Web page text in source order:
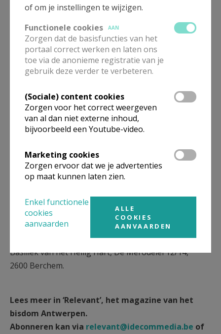
De Franse hoofdstad zal het decor worden van
opnieuw enkele dagen van samen bidden, samen
zingen en samen bouwen aan vrede en vertrouwen.
“Het vooruitzicht alleen al wekt enthousiasme:
opnieuw duizenden jongeren ontmoeten, opnieuw
gastvrij ontvangen worden, opnieuw dat unieke
gevoel ervaren dat je deel uitmaakt van een groter
geheel.”
Volg al het nieuws over de Jongerenontmoeting in
www.facebook.com/kaminoantwerpen
www.instagram.com/kamino_vzw/
Taizégebed op 10 januari van 19 tot 21 uur in de
Pinksterkerk, Koningin Astridlaan, 2300 Turnhout.
Inspirelli Antwerpen organiseert een Taizégebed op
11 mei van 20 tot 22 uur, in het Klooster en de
Basiliek van het Heilig Hart, De Merodelei 12/14,
2600 Berchem.
Lees meer in ‘Relevant’, het magazine van het
bisdom Antwerpen.
Abonneren kan via relevant@idecommedia.be of
of om je instellingen te wijzigen.
Functionele cookies
AAN
Zorgen dat de basisfuncties van het
portaal correct werken en laten ons
toe via de anonieme registratie van je
gebruik deze verder te verbeteren.
(Sociale) content cookies
Zorgen voor het correct weergeven
van al dan niet externe inhoud,
bijvoorbeeld een Youtube-video.
Marketing cookies
Zorgen ervoor dat we je advertenties
op maat kunnen laten zien.
Enkel functionele
cookies
aanvaarden
ALLE
COOKIES
AANVAARDEN